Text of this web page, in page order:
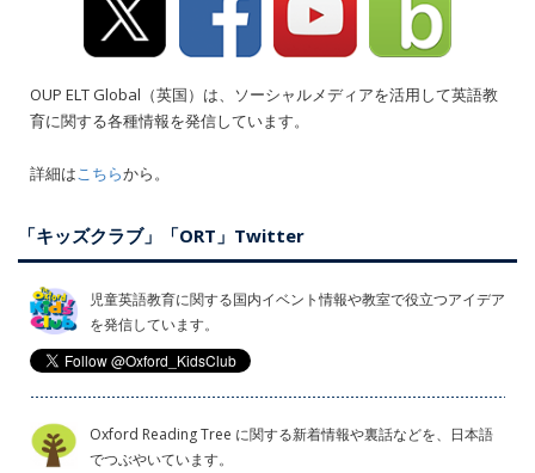
OUP ELT Global（英国）は、ソーシャルメディアを活用して英語教
育に関する各種情報を発信しています。
詳細はこちらから。
「キッズクラブ」「ORT」Twitter
児童英語教育に関する国内イベント情報や教室で役立つアイデア
を発信しています。
Oxford Reading Tree に関する新着情報や裏話などを、日本語
でつぶやいています。